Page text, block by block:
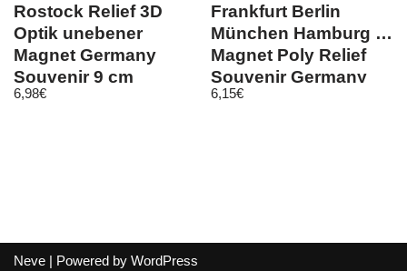
Rostock Relief 3D
Optik unebener
Magnet Germany
Souvenir 9 cm
6,98€
Frankfurt Berlin
München Hamburg …
Magnet Poly Relief
Souvenir Germany
6,15€
Neve | Powered by WordPress